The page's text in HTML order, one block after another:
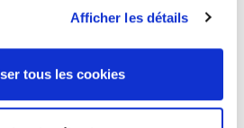
Afficher les détails
tous les cookies
de contribuer à la